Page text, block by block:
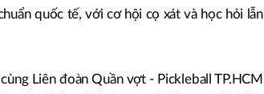
quốc tế, với cơ hội cọ xát và học hỏi lẫn
Liên đoàn Quần vợt - Pickleball TP.HCM